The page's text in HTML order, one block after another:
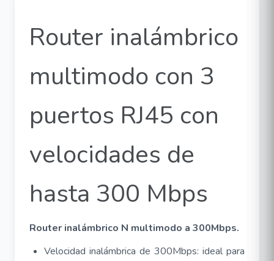
Router inalámbrico
multimodo con 3
puertos RJ45 con
velocidades de
hasta 300 Mbps
Router inalámbrico N multimodo a 300Mbps.
Velocidad inalámbrica de 300Mbps: ideal para